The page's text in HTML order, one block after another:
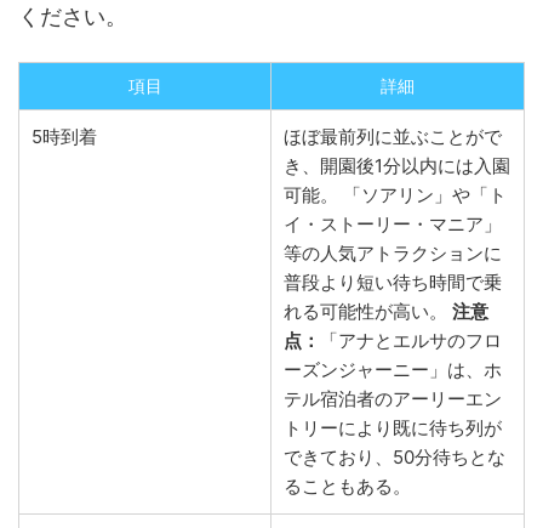
ください。
項目 詳細
5時到着
ほぼ最前列に並ぶことがで
き、開園後1分以内には入園
可能。 「ソアリン」や「ト
イ・ストーリー・マニア」
等の人気アトラクションに
普段より短い待ち時間で乗
れる可能性が高い。 注意
点：
「アナとエルサのフロ
ーズンジャーニー」は、ホ
テル宿泊者のアーリーエン
トリーにより既に待ち列が
できており、50分待ちとな
ることもある。